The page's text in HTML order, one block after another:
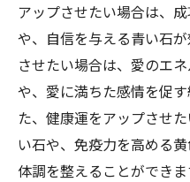
アップさせたい場合は、
や、自信を与える青い石
させたい場合は、愛のエ
や、愛に満ちた感情を促
た、健康運をアップさせ
い石や、免疫力を高める
体調を整えることができ